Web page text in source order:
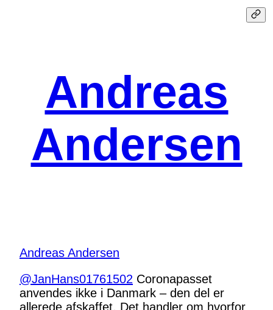
Andreas
Andersen
Andreas Andersen
@JanHans01761502 Coronapasset
anvendes ikke i Danmark – den del er
allerede afskaffet. Det handler om hvorfor